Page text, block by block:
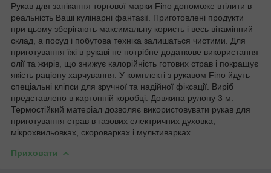
Рукав для запікання торгової марки Fino допоможе втілити в
реальність Ваші кулінарні фантазії. Приготовлені продукти
при цьому зберігають максимальну користь і весь вітамінний
склад, а посуд і побутова техніка залишаться чистими. Для
приготування їжі в рукаві не потрібне додаткове використання
олії та жирів, що знижує калорійність готових страв і покращує
якість раціону харчування. У комплекті з рукавом Fino йдуть
спеціальні кліпси для зручної та надійної фіксації. Виріб
представлено в картонній коробці. Довжина рулону 3 м.
Термостійкий матеріал дозволяє використовувати рукав для
приготування страв в газових електричних духовка,
мікрохвильовках, скороварках і мультиварках.
Приховати